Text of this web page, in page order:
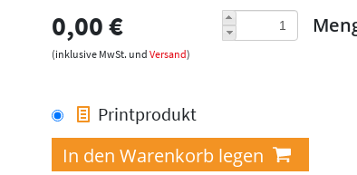
0,00 €
(inklusive MwSt. und Versand)
Printprodukt